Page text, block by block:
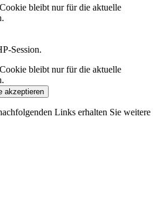
bleibt nur für die aktuelle
Session.
bleibt nur für die aktuelle
akzeptieren
Links erhalten Sie weitere